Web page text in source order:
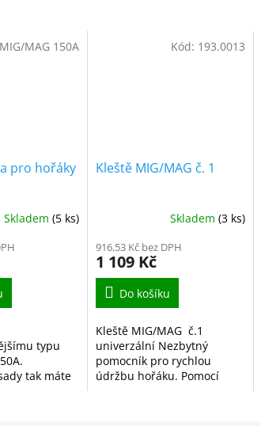
pro hořáky
Skladem (5 ks)
typu
tak máte
MAG 150A
Kleště MIG/MAG č. 1
Skladem(3 ks)
916,53 Kč bez DPH
1 109 Kč
Do košíku
Kleště MIG/MAG č.1
univerzální Nezbytný
pomocník pro rychlou
údržbu hořáku. Pomocí
Kód: 193.0013